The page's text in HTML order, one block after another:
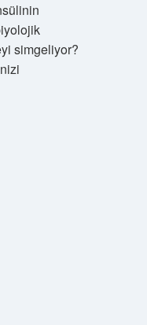
simgeliyor?